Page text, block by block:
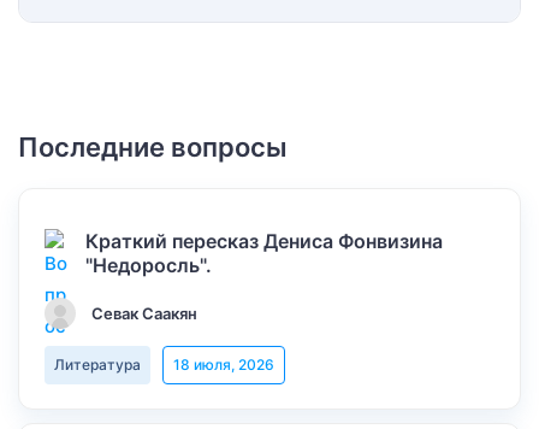
Последние вопросы
Краткий пересказ Дениса Фонвизина
"Недоросль".
Севак Саакян
Литература 18 июля, 2026